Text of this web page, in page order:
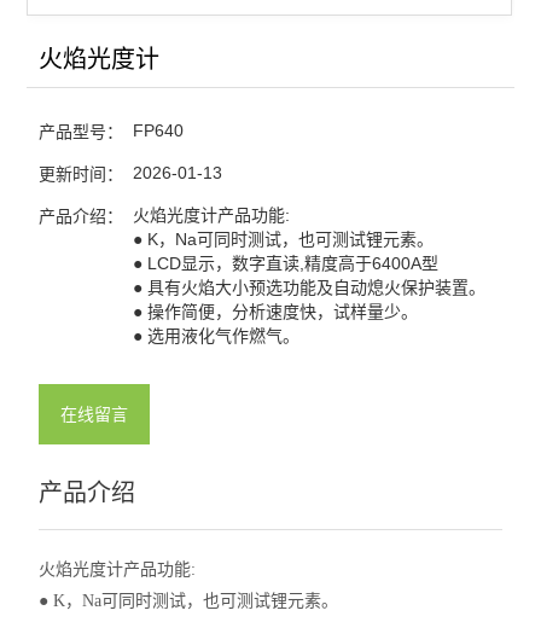
火焰光度计
产品型号： FP640
更新时间： 2026-01-13
产品介绍：
火焰光度计产品功能:
● K，Na可同时测试，也可测试锂元素。
● LCD显示，数字直读,精度高于6400A型
● 具有火焰大小预选功能及自动熄火保护装置。
● 操作简便，分析速度快，试样量少。
● 选用液化气作燃气。
在线留言
产品介绍
火焰光度计产品功能:
● K，Na可同时测试，也可测试锂元素。